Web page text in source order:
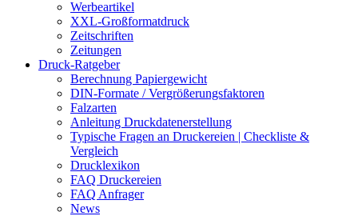
Werbeartikel
XXL-Großformatdruck
Zeitschriften
Zeitungen
Druck-Ratgeber
Berechnung Papiergewicht
DIN-Formate / Vergrößerungsfaktoren
Falzarten
Anleitung Druckdatenerstellung
Typische Fragen an Druckereien | Checkliste &
Vergleich
Drucklexikon
FAQ Druckereien
FAQ Anfrager
News